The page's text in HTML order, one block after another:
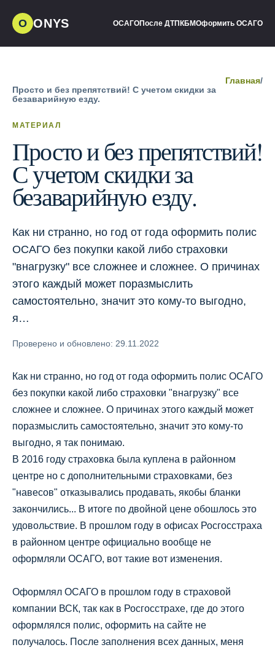
О ONYS ОСАГОПосле ДТП КБМОформить ОСАГО
Главная/
Просто и без препятствий! С учетом скидки за
безаварийную езду.
МАТЕРИАЛ
Просто и без препятствий!
С учетом скидки за
безаварийную езду.
Как ни странно, но год от года оформить полис
ОСАГО без покупки какой либо страховки
"внагрузку" все сложнее и сложнее. О причинах
этого каждый может поразмыслить
самостоятельно, значит это кому-то выгодно,
я…
Проверено и обновлено: 29.11.2022
Как ни странно, но год от года оформить полис ОСАГО
без покупки какой либо страховки "внагрузку" все
сложнее и сложнее. О причинах этого каждый может
поразмыслить самостоятельно, значит это кому-то
выгодно, я так понимаю.
В 2016 году страховка была куплена в районном
центре но с дополнительными страховками, без
"навесов" отказывались продавать, якобы бланки
закончились... В итоге по двойной цене обошлось это
удовольствие. В прошлом году в офисах Росгосстраха
в районном центре официально вообще не
оформляли ОСАГО, вот такие вот изменения.
Оформлял ОСАГО в прошлом году в страховой
компании ВСК, так как в Росгосстрахе, где до этого
оформлялся полис, оформить на сайте не
получалось. После заполнения всех данных, меня